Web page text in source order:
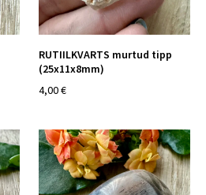
RUTIILKVARTS murtud tipp
(25x11x8mm)
4,00 €